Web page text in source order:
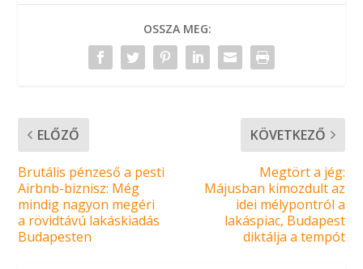
OSSZA MEG:
ELŐZŐ
Brutális pénzeső a pesti
Airbnb-biznisz: Még
mindig nagyon megéri
a rövidtávú lakáskiadás
Budapesten
KÖVETKEZŐ
Megtört a jég:
Májusban kimozdult az
idei mélypontról a
lakáspiac, Budapest
diktálja a tempót